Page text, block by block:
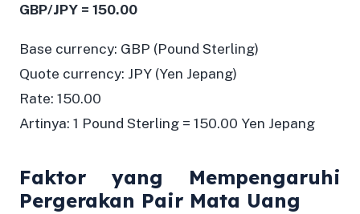
GBP/JPY = 150.00
Base currency: GBP (Pound Sterling)
Quote currency: JPY (Yen Jepang)
Rate: 150.00
Artinya: 1 Pound Sterling = 150.00 Yen Jepang
Faktor yang Mempengaruhi
Pergerakan Pair Mata Uang